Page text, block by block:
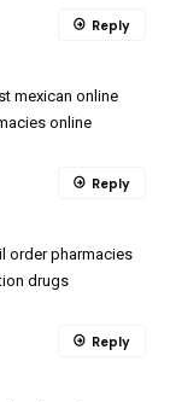
mexican online
online
Reply
order pharmacies
drugs
Reply
Reply